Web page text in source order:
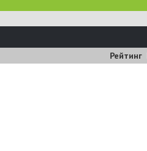
Рейтинг